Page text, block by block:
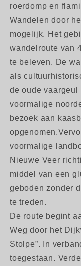
roerdomp en
Wandelen door
mogelijk. Het
wandelroute van
te beleven. De
als
de oude vaargeul
voormalige
bezoek aan
voormalige
Nieuwe Veer
middel van een
geboden zonder
te treden.
De route begint
Weg door het
Stolpe”. In
toegestaan.